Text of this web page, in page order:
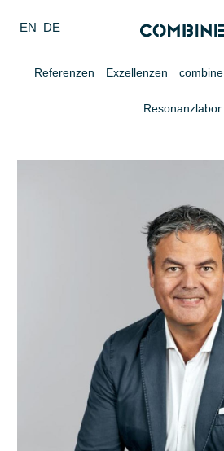
EN DE
Referenzen Exzellenzen combine
Resonanzlabor